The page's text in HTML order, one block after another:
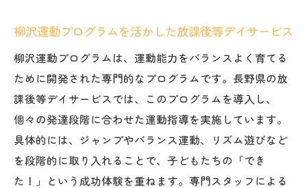
柳沢運動プログラムを活かした放課後等デイサービス
柳沢運動プログラムは、運動能力をバランスよく育てる
ために開発された専門的なプログラムです。長野県の放
課後等デイサービスでは、このプログラムを導入し、
個々の発達段階に合わせた運動指導を実施しています。
具体的には、ジャンプやバランス運動、リズム遊びなど
を段階的に取り入れることで、子どもたちの「でき
た！」という成功体験を重ねます。専門スタッフによる